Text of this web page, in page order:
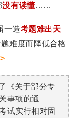
没有读懂……
一造考题难出天
难度而降低合格
《关于部分专
事项的通
试实行相对固